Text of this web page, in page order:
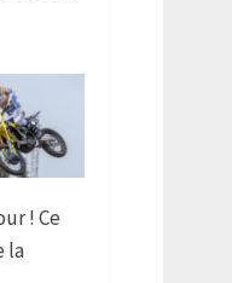
! Ce
la